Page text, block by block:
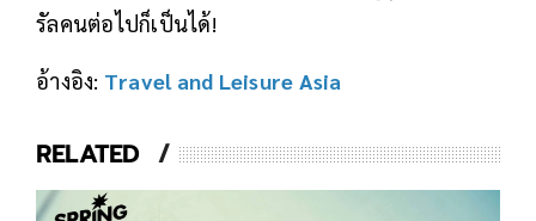
รัลคนต่อไปก็เป็นได้!
อ้างอิง: Travel and Leisure Asia
RELATED